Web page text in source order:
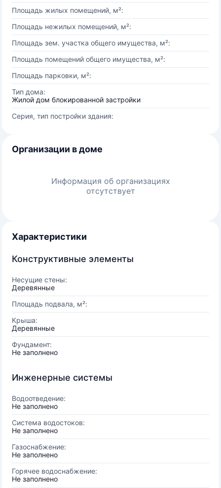
Площадь жилых помещений, м²:
Площадь нежилых помещений, м²:
Площадь зем. участка общего имущества, м²:
Площадь помещений общего имущества, м²:
Площадь парковки, м²:
Тип дома:
Жилой дом блокированной застройки
Серия, тип постройки здания:
Организации в доме
Информация об организациях
отсутствует
Характеристики
Конструктивные элементы
Несущие стены:
Деревянные
Площадь подвала, м²:
Крыша:
Деревянные
Фундамент:
Не заполнено
Инженерные системы
Водоотведение:
Не заполнено
Система водостоков:
Не заполнено
Газоснабжение:
Не заполнено
Горячее водоснабжение:
Не заполнено